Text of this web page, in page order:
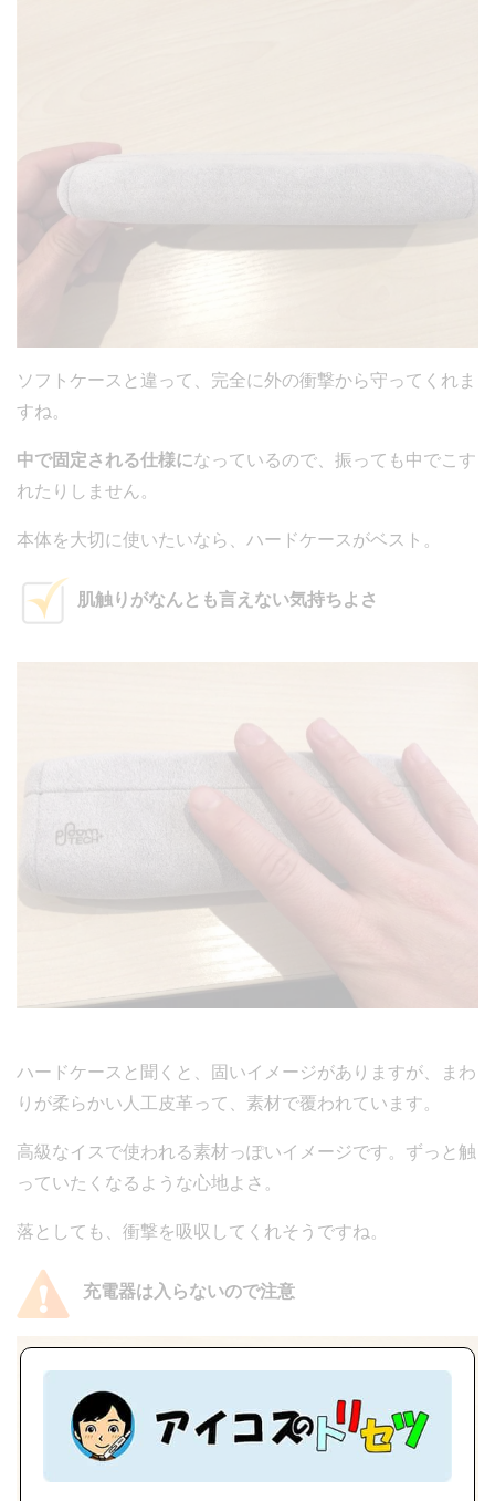
ソフトケースと違って、完全に外の衝撃から守ってくれま
すね。
中で固定される仕様になっているので、振っても中でこす
れたりしません。
本体を大切に使いたいなら、ハードケースがベスト。
肌触りがなんとも言えない気持ちよさ
ハードケースと聞くと、固いイメージがありますが、まわ
りが柔らかい人工皮革って、素材で覆われています。
高級なイスで使われる素材っぽいイメージです。ずっと触
っていたくなるような心地よさ。
落としても、衝撃を吸収してくれそうですね。
充電器は入らないので注意